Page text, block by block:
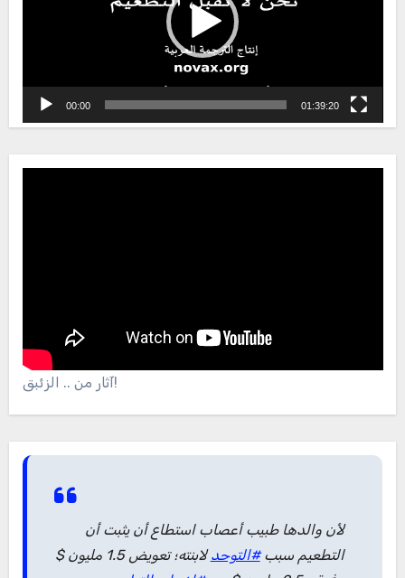
00:00 01:39:20
آثار من .. الزئبق!
لأن والدها طبيب أعصاب استطاع أن يثبت أن
التطعيم سبب#التوحد
لابنته؛ تعويض 1.5 مليون $